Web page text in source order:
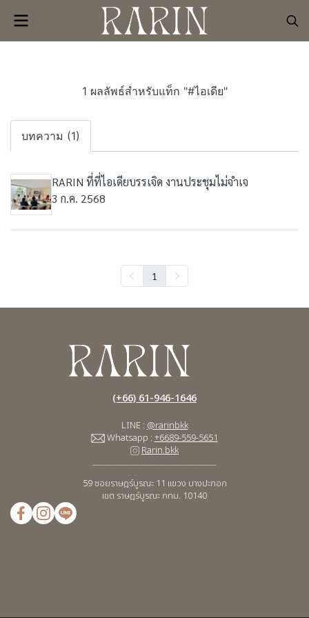
1 ผลลัพธ์สำหรับแท็ก "#ไอเดีย"
บทความ (1)
RARIN ที่ที่ไอเดียบรรเจิด งานประชุมไม่จำเจ
3 ก.ค. 2568
1
(+66) 61-946-1646
LINE :@rarinbkk
Whatsapp :+6689-559-5651
Rarin.bkk
59 ซอยราษฎร์บูรณะ 11 แขวง บางปะกอก
เขต ราษฎร์บูรณะ กทม. 10140